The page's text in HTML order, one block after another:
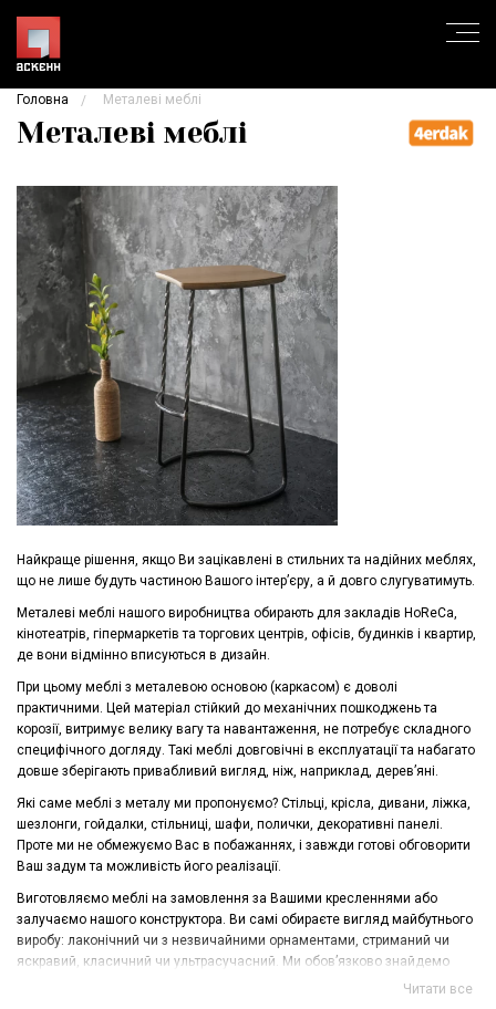
Головна Металеві меблі
Металеві меблі
Найкраще рішення, якщо Ви зацікавлені в стильних та надійних меблях,
що не лише будуть частиною Вашого інтер’єру, а й довго слугуватимуть.
Металеві меблі нашого виробництва обирають для закладів HoReCa,
кінотеатрів, гіпермаркетів та торгових центрів, офісів, будинків і квартир,
де вони відмінно вписуються в дизайн.
При цьому меблі з металевою основою (каркасом) є доволі
практичними. Цей матеріал стійкий до механічних пошкоджень та
корозії, витримує велику вагу та навантаження, не потребує складного
специфічного догляду. Такі меблі довговічні в експлуатації та набагато
довше зберігають привабливий вигляд, ніж, наприклад, дерев’яні.
Які саме меблі з металу ми пропонуємо? Стільці, крісла, дивани, ліжка,
шезлонги, гойдалки, стільниці, шафи, полички, декоративні панелі.
Проте ми не обмежуємо Вас в побажаннях, і завжди готові обговорити
Ваш задум та можливість його реалізації.
Виготовляємо меблі на замовлення за Вашими кресленнями або
залучаємо нашого конструктора. Ви самі обираєте вигляд майбутнього
виробу: лаконічний чи з незвичайними орнаментами, стриманий чи
яскравий, класичний чи ультрасучасний. Ми обов’язково знайдемо
спосіб задовольнити Ваші смаки, при цьому не жертвуючи якістю та
Читати все